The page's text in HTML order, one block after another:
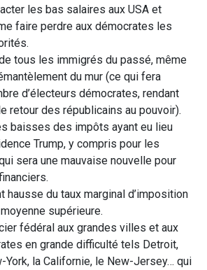
les bas salaires aux USA et
faire perdre aux démocrates les
tous les immigrés du passé, même
du mur (ce qui fera
d’électeurs démocrates, rendant
retour des républicains au pouvoir).
baisses des impôts ayant eu lieu
Trump, y compris pour les
sera une mauvaise nouvelle pour
hausse du taux marginal d’imposition
supérieure.
fédéral aux grandes villes et aux
en grande difficulté tels Detroit,
York, la Californie, le New-Jersey… qui